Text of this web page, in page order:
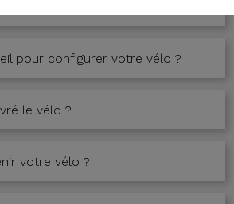
pour configurer votre vélo ?
le vélo ?
votre vélo ?